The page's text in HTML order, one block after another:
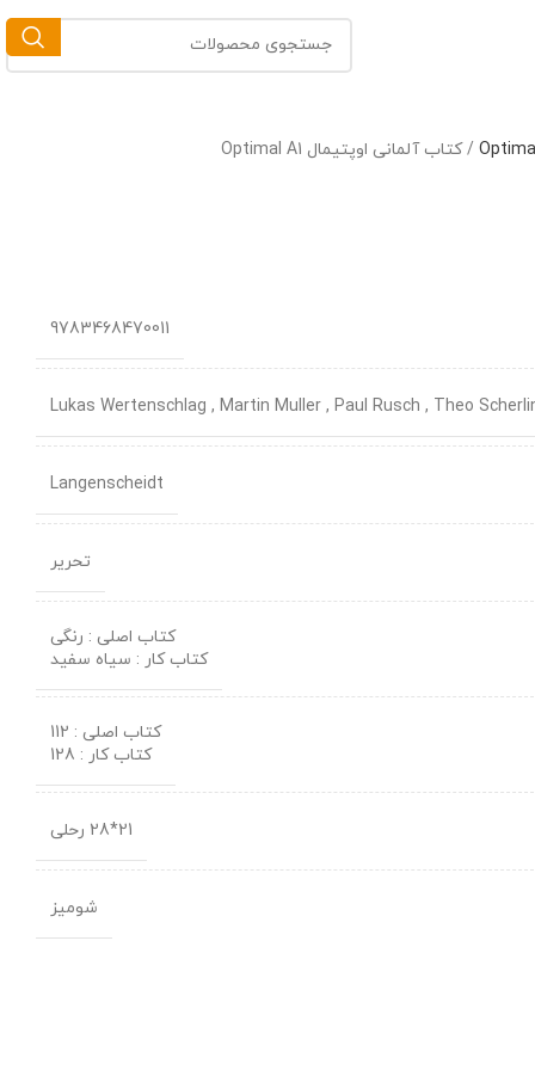
/کتاب آلمانی اوپتیمال Optimal A1
9783468470011
Lukas Wertenschlag , Martin Muller , Paul Rusch , Theo
Langenscheidt
تحریر
کتاب اصلی : رنگی
کتاب کار : سیاه سفید
کتاب اصلی : 112
کتاب کار : 128
21*28 رحلی
شومیز